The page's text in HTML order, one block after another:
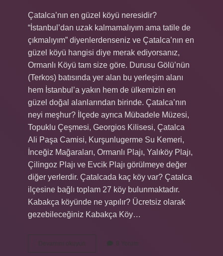
Çatalca’nın en güzel köyü neresidir?
“İstanbul’dan uzak kalmamalıyım ama tatile de
çıkmalıyım” diyenlerdenseniz ve Çatalca’nın en
güzel köyü hangisi diye merak ediyorsanız,
Ormanlı Köyü tam size göre. Durusu Gölü’nün
(Terkos) batısında yer alan bu yerleşim alanı
hem İstanbul’a yakın hem de ülkemizin en
güzel doğal alanlarından birinde. Çatalca’nın
neyi meşhur? İlçede ayrıca Mübadele Müzesi,
Topuklu Çeşmesi, Georgios Kilisesi, Çatalca
Ali Paşa Camisi, Kurşunlugerme Su Kemeri,
İnceğiz Mağaraları, Ormanlı Plajı, Yalıköy Plajı,
Çilingoz Plajı ve Evcik Plajı görülmeye değer
diğer yerlerdir. Çatalcada kaç köy var? Çatalca
ilçesine bağlı toplam 27 köy bulunmaktadır.
Kabakça köyünde ne yapılır? Ücretsiz olarak
gezebileceğiniz Kabakça Köy…
Devamını okuyun
Çatalcanın
En
8 Yorum